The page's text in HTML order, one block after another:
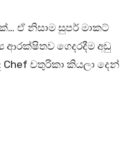
ඒ නිසාම සුපර් මාකට්
ගෙදරදීම අඩු
චතුරිකා කියලා දෙන්